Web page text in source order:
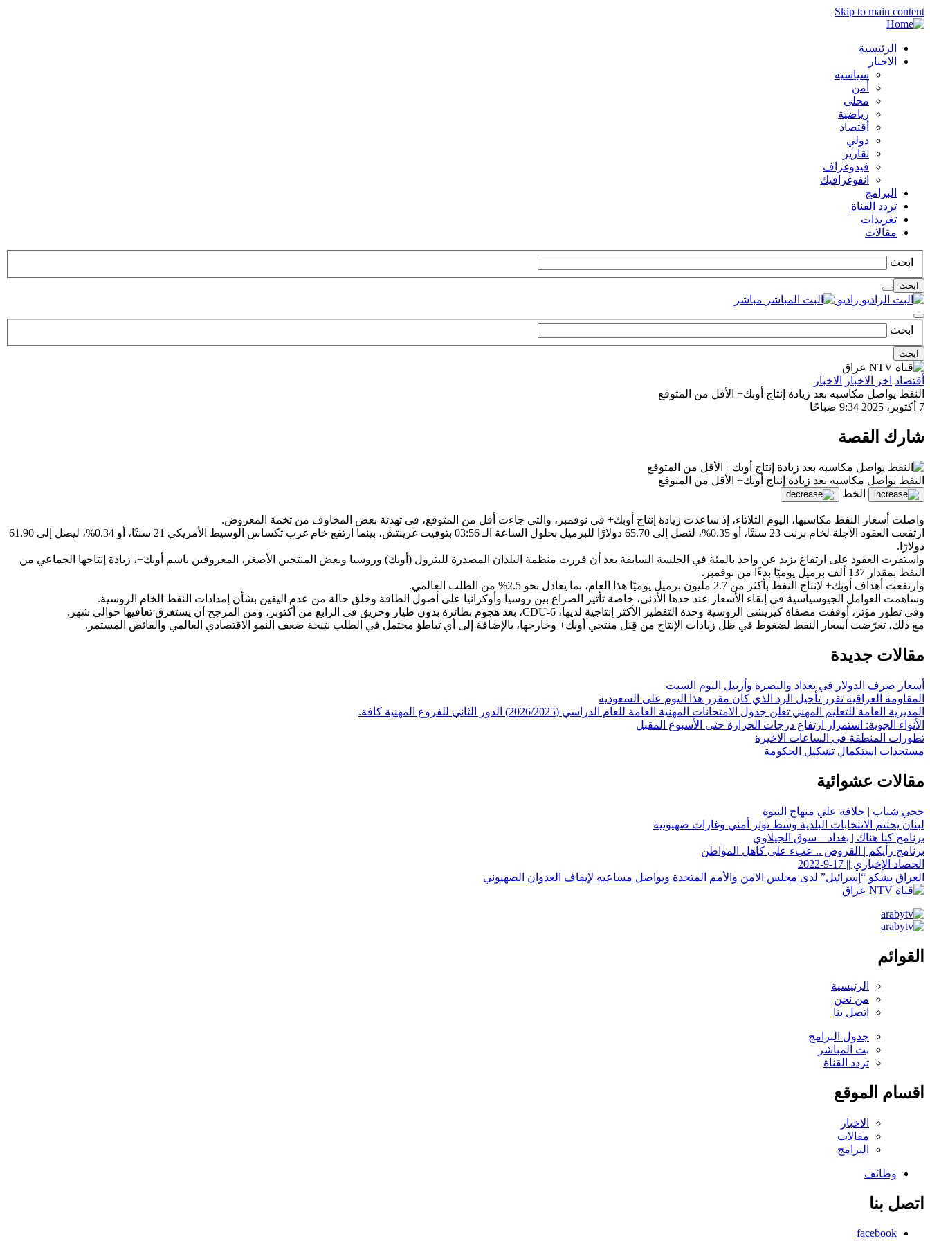
Skip to main content
الرئيسية
الاخبار
سياسية
أمن
محلي
رياضية
أقتصاد
دولي
تقارير
فيدوغراف
انفوغرافيك
البرامج
تردد القناة
تغريدات
مقالات
ابحث
ابحث
راديو مباشر
ابحث
ابحث
أقتصاد اخر الاخبار
الاخبار
النفط يواصل مكاسبه بعد زيادة إنتاج أوبك+ الأقل من المتوقع
7 أكتوبر، 2025
9:34 صباحًا
شارك القصة
النفط يواصل مكاسبه بعد زيادة إنتاج أوبك+ الأقل من المتوقع
الخط
واصلت أسعار النفط مكاسبها، اليوم الثلاثاء، إذ ساعدت زيادة إنتاج أوبك+ في نوفمبر، والتي جاءت أقل من المتوقع، في تهدئة بعض المخاوف من تخمة المعروض.
ارتفعت العقود الآجلة لخام برنت 23 سنتًا، أو 0.35%، لتصل إلى 65.70 دولارًا للبرميل بحلول الساعة الـ 03:56 بتوقيت غرينتش، بينما ارتفع خام غرب تكساس الوسيط الأمريكي 21 سنتًا، أو 0.34%، ليصل إلى 61.90
دولارًا.
واستقرت العقود على ارتفاع يزيد عن واحد بالمئة في الجلسة السابقة بعد أن قررت منظمة البلدان المصدرة للبترول (أوبك) وروسيا وبعض المنتجين الأصغر، المعروفين باسم أوبك+، زيادة إنتاجها الجماعي من
النفط بمقدار 137 ألف برميل يوميًا بدءًا من نوفمبر.
وارتفعت أهداف أوبك+ لإنتاج النفط بأكثر من 2.7 مليون برميل يوميًا هذا العام، بما يعادل نحو 2.5% من الطلب العالمي.
وساهمت العوامل الجيوسياسية في إبقاء الأسعار عند حدها الأدنى، خاصة تأثير الصراع بين روسيا وأوكرانيا على أصول الطاقة وخلق حالة من عدم اليقين بشأن إمدادات النفط الخام الروسية.
وفي تطور مؤثر، أوقفت مصفاة كيريشي الروسية وحدة التقطير الأكثر إنتاجية لديها، CDU-6، بعد هجوم بطائرة بدون طيار وحريق في الرابع من أكتوبر، ومن المرجح أن يستغرق تعافيها حوالي شهر.
مع ذلك، تعرّضت أسعار النفط لضغوط في ظل زيادات الإنتاج من قِبَل منتجي أوبك+ وخارجها، بالإضافة إلى أي تباطؤ محتمل في الطلب نتيجة ضعف النمو الاقتصادي العالمي والفائض المستمر.
مقالات جديدة
أسعار صرف الدولار في بغداد والبصرة وأربيل اليوم السبت
المقاومة العراقية تقرر تأجيل الرد الذي كان مقرر هذا اليوم على السعودية
المديرية العامة للتعليم المهني تعلن جدول الامتحانات المهنية العامة للعام الدراسي (2026/2025) الدور الثاني للفروع المهنية كافة.
الأنواء الجوية: استمرار ارتفاع درجات الحرارة حتى الأسبوع المقبل
تطورات المنطقة في الساعات الاخيرة
مستجدات استكمال تشكيل الحكومة
مقالات عشوائية
حجي شباب | خلافة علي منهاج النبوة
لبنان يختتم الانتخابات البلدية وسط توتر أمني وغارات صهيونية
برنامج كنا هناك | بغداد – سوق الجيلاوي
برنامج رأيكم | القروض .. عبء على كاهل المواطن
الحصاد الإخباري || 17-9-2022
العراق يشكو “إسرائيل” لدى مجلس الامن والأمم المتحدة ويواصل مساعيه لإيقاف العدوان الصهيوني
القوائم
الرئيسية
من نحن
اتصل بنا
جدول البرامج
بث المباشر
تردد القناة
اقسام الموقع
الاخبار
مقالات
البرامج
وظائف
اتصل بنا
facebook